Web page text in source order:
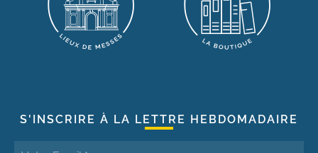
S'INSCRIRE À LA LETTRE HEBDOMADAIRE